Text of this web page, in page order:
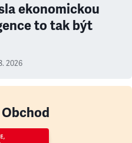
ekonomickou
to tak být
2026